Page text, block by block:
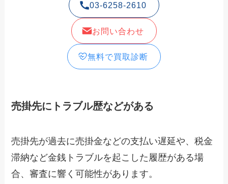
03-6258-2610
お問い合わせ
無料で買取診断
売掛先にトラブル歴などがある
売掛先が過去に売掛金などの支払い遅延や、税金
滞納など金銭トラブルを起こした履歴がある場
合、審査に響く可能性があります。